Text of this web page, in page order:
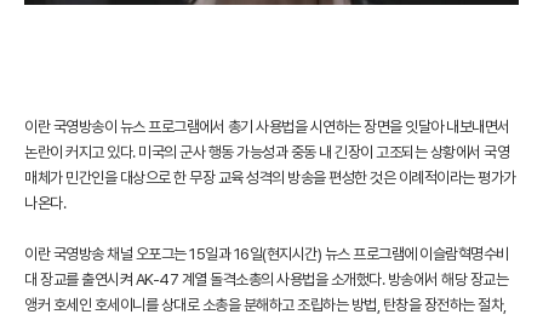
이란 국영방송이 뉴스 프로그램에서 총기 사용법을 시연하는 장면을 잇달아 내보내면서
논란이 커지고 있다. 미국의 군사 행동 가능성과 중동 내 긴장이 고조되는 상황에서 국영
매체가 민간인을 대상으로 한 무장 교육 성격의 방송을 편성한 것은 이례적이라는 평가가
나온다.
이란 국영방송 채널 오포그는 15일과 16일(현지시간) 뉴스 프로그램에 이슬람혁명수비
대 장교를 출연시켜 AK-47 계열 돌격소총의 사용법을 소개했다. 방송에서 해당 장교는
앵커 호세인 호세이니를 상대로 소총을 분해하고 조립하는 방법, 탄창을 장전하는 절차,